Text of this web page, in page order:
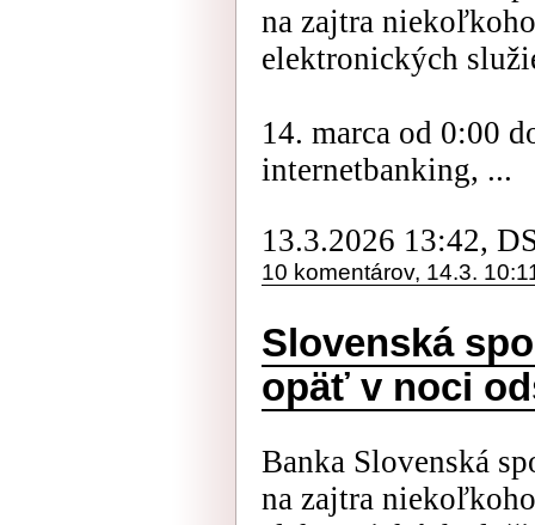
na zajtra
elektronických
14. marca od 0:00
internetbanking, ...
13.3.2026 13:42,
10 komentárov, 14.3.
Slovenská
opäť v noci
Banka Slovenská
na zajtra